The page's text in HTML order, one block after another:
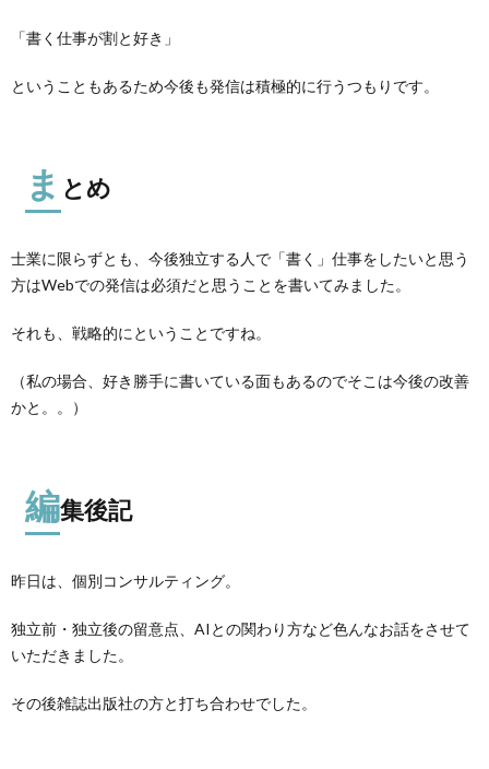
「書く仕事が割と好き」
ということもあるため今後も発信は積極的に行うつもりです。
ま とめ
士業に限らずとも、今後独立する人で「書く」仕事をしたいと思う
方はWebでの発信は必須だと思うことを書いてみました。
それも、戦略的にということですね。
（私の場合、好き勝手に書いている面もあるのでそこは今後の改善
かと。。）
編集後記
昨日は、個別コンサルティング。
独立前・独立後の留意点、AIとの関わり方など色んなお話をさせて
いただきました。
その後雑誌出版社の方と打ち合わせでした。